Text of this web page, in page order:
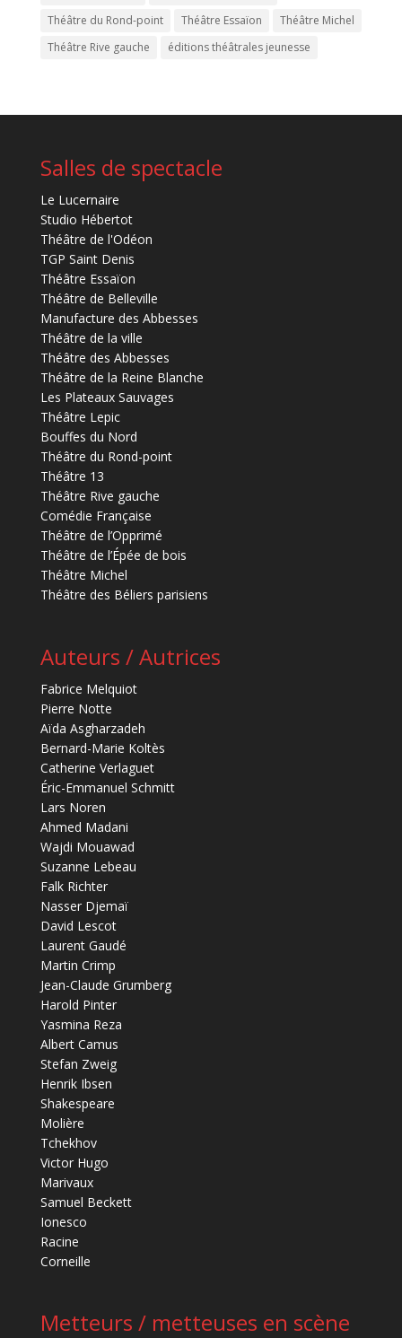
Théâtre du Rond-point
Théâtre Essaïon
Théâtre Michel
Théâtre Rive gauche
éditions théâtrales jeunesse
Salles de spectacle
Le Lucernaire
Studio Hébertot
Théâtre de l'Odéon
TGP Saint Denis
Théâtre Essaïon
Théâtre de Belleville
Manufacture des Abbesses
Théâtre de la ville
Théâtre des Abbesses
Théâtre de la Reine Blanche
Les Plateaux Sauvages
Théâtre Lepic
Bouffes du Nord
Théâtre du Rond-point
Théâtre 13
Théâtre Rive gauche
Comédie Française
Théâtre de l’Opprimé
Théâtre de l’Épée de bois
Théâtre Michel
Théâtre des Béliers parisiens
Auteurs / Autrices
Fabrice Melquiot
Pierre Notte
Aïda Asgharzadeh
Bernard-Marie Koltès
Catherine Verlaguet
Éric-Emmanuel Schmitt
Lars Noren
Ahmed Madani
Wajdi Mouawad
Suzanne Lebeau
Falk Richter
Nasser Djemaï
David Lescot
Laurent Gaudé
Martin Crimp
Jean-Claude Grumberg
Harold Pinter
Yasmina Reza
Albert Camus
Stefan Zweig
Henrik Ibsen
Shakespeare
Molière
Tchekhov
Victor Hugo
Marivaux
Samuel Beckett
Ionesco
Racine
Corneille
Metteurs / metteuses en scène